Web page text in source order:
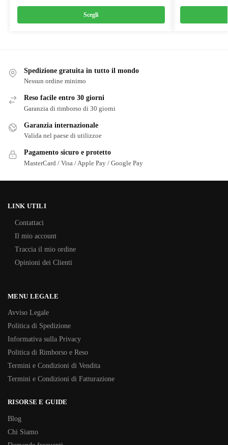
Scegli
Spedizione gratuita in tutto il mondo
Nessun ordine minimo
Reso facile entro 30 giorni
Garanzia di rimborso di 30 giorni
Garanzia internazionale
Valida nel paese di utilizzoe
Pagamento sicuro e protetto
MasterCard / Visa / Apple Pay / Google Pay
LINK UTILI
Contattaci
Il mio account
Traccia il mio ordine
Opinioni dei Clienti
MENU LEGALE
Avviso Legale
Politica di Spedizione
Informativa sulla Privacy
Politica di Rimborso e Reso
Termini e Condizioni di Vendita
Termini e Condizioni di Fatturazione
RISORSE E GUIDE
Blog
Chi Siamo